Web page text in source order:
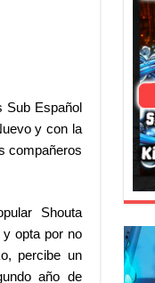
Sub Español
y con la
compañeros
Shouta
opta por no
percibe un
año de